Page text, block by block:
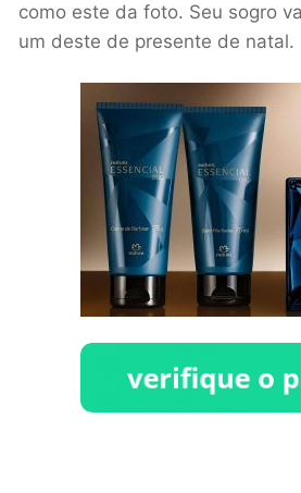
como este da foto. Seu sogro
um deste de presente de natal.